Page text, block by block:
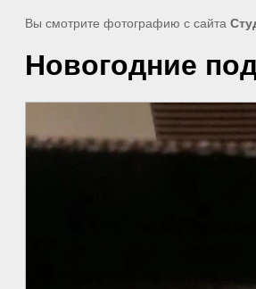
Вы смотрите фотографию с сайта
Новогодние